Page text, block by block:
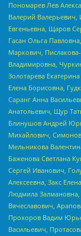
Пономарев Лев
Валерий
Евгеньевна, Щаров
Гасан Ольга
Маркович,
Владимировна,
Золотарева
Елена Борисовна,
Саранг Анна
Анатольевич, Щур
Блинушов Андрей
Михайлович,
Мельникова
Баженова Светлана
Сергей Иванович,
Алексеевна, Закс
Людмила
Вячеславович,
Прохоров Вадим
Васильевич,